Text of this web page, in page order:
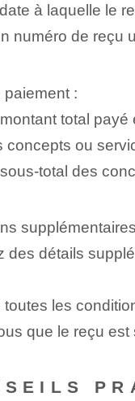
à laquelle le
numéro de reçu
paiement :
total
concepts ou
total des
des détails
les
que le reçu